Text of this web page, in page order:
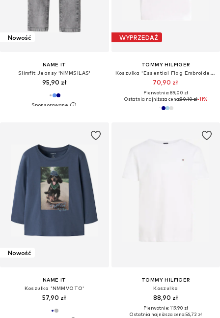
Nowość
NAME IT
Slimfit Jeansy 'NMMSILAS'
95,90 zł
WYPRZEDAŻ
TOMMY HILFIGER
Koszulka 'Essential Flag Embroidery'
70,90 zł
Pierwotnie: 89,00 zł
Ostatnia najniższa cena:80,10 zł-11%
Nowość
NAME IT
Koszulka 'NMMVOTO'
57,90 zł
TOMMY HILFIGER
Koszulka
88,90 zł
Pierwotnie: 119,90 zł
Ostatnia najniższa cena:56,72 zł